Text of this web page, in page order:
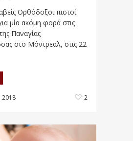
Ορθόδοξοι πιστοί
μία ακόμη φορά στις
Παναγίας
στο Μόντρεαλ, στις 22
2